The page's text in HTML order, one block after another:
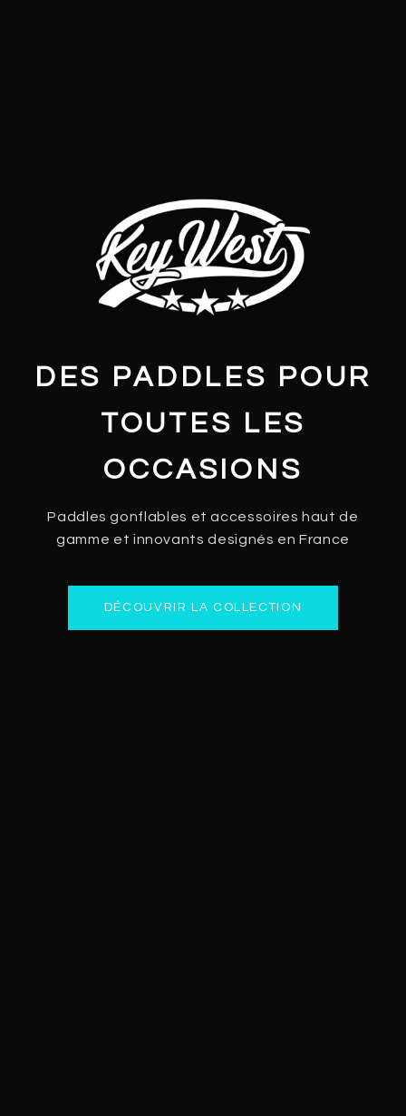
DES PADDLES POUR
TOUTES LES
OCCASIONS
Paddles gonflables et accessoires haut de
gamme et innovants designés en France
DÉCOUVRIR LA COLLECTION